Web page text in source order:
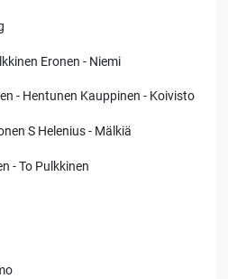
Eronen - Niemi
- Hentunen Kauppinen - Koivisto
S Helenius - Mälkiä
- To Pulkkinen